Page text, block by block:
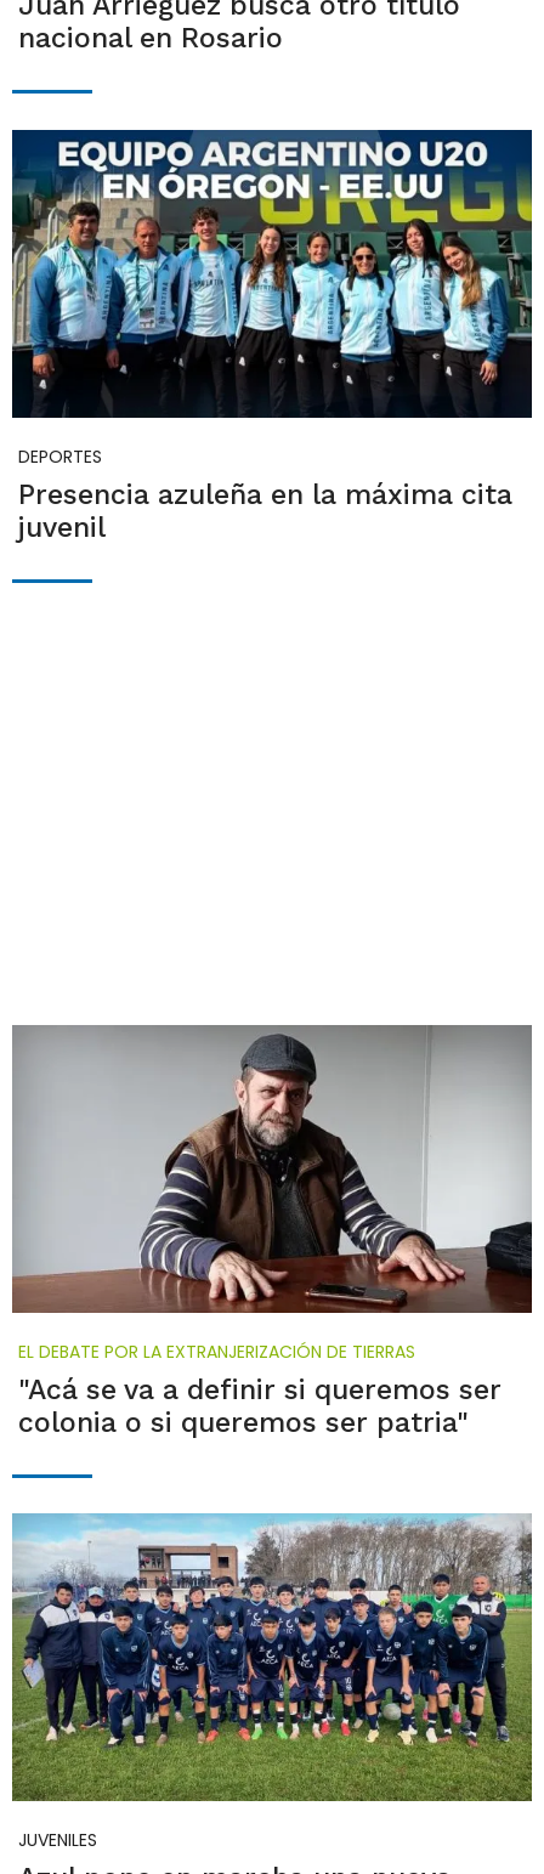
nacional en Rosario
DEPORTES
Presencia azuleña en la máxima cita
juvenil
EL DEBATE POR LA EXTRANJERIZACIÓN DE TIERRAS
"Acá se va a definir si queremos ser
colonia o si queremos ser patria"
JUVENILES